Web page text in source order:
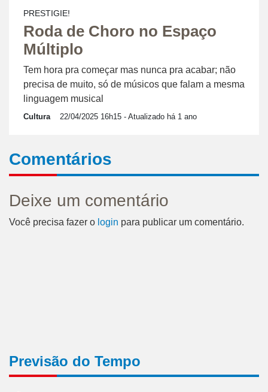
PRESTIGIE!
Roda de Choro no Espaço
Múltiplo
Tem hora pra começar mas nunca pra acabar; não
precisa de muito, só de músicos que falam a mesma
linguagem musical
Cultura 22/04/2025 16h15 - Atualizado há 1 ano
Comentários
Deixe um comentário
Você precisa fazer o login para publicar um comentário.
Previsão do Tempo